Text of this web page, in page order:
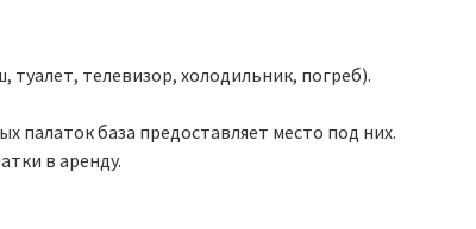
туалет, телевизор, холодильник, погреб).
палаток база предоставляет место под них.
в аренду.